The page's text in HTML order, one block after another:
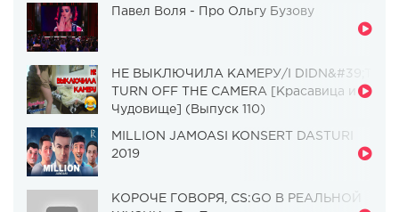
Павел Воля - Про Ольгу Бузову
НЕ ВЫКЛЮЧИЛА КАМЕРУ/I DIDN&#39;T
TURN OFF THE CAMERA [Красавица и
Чудовище] (Выпуск 110)
MILLION JAMOASI KONSERT DASTURI
2019
КОРОЧЕ ГОВОРЯ, CS:GO В РЕАЛЬНОЙ